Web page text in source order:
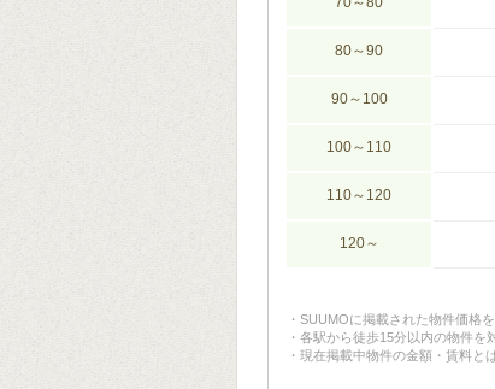
80～90
90～100
100～110
110～120
120～
SUUMOに掲載された物件価格
各駅から徒歩15分以内の物件を
現在掲載中物件の金額・賃料と